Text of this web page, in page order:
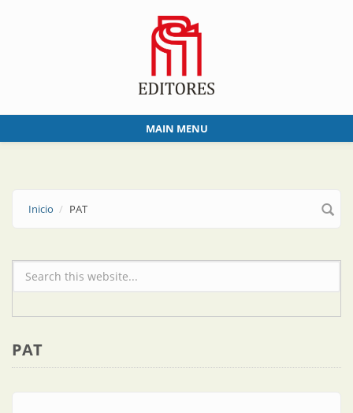
MAIN MENU
Inicio PAT
Formulario de búsqueda
PAT